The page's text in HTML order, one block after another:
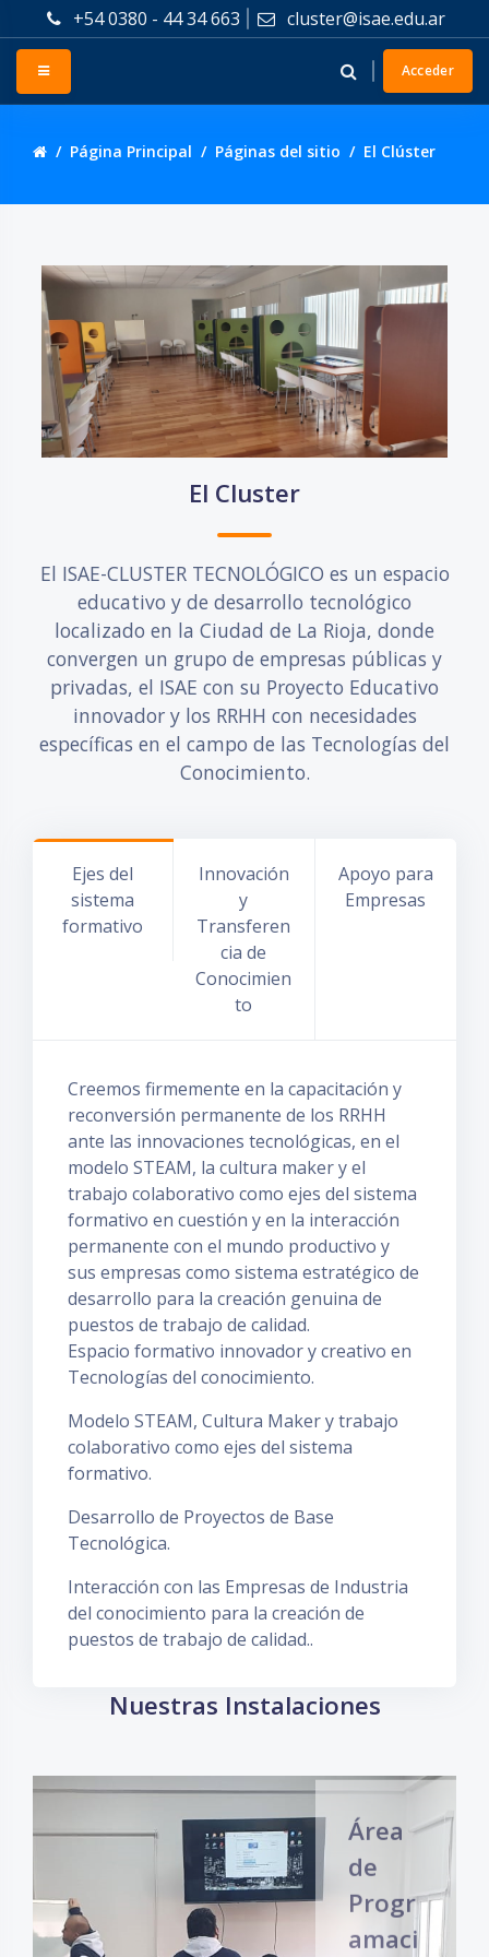
Salta al contenido principal
+54 0380 - 44 34 663 cluster@isae.edu.ar
Acceder
Página Principal Páginas del sitio El Clúster
Salta Custom HTML
El Cluster
El ISAE-CLUSTER TECNOLÓGICO es un espacio
educativo y de desarrollo tecnológico
localizado en la Ciudad de La Rioja, donde
convergen un grupo de empresas públicas y
privadas, el ISAE con su Proyecto Educativo
innovador y los RRHH con necesidades
específicas en el campo de las Tecnologías del
Conocimiento.
Ejes del
sistema
formativo
Innovación
y
Transferen
cia de
Conocimien
to
Apoyo para
Empresas
Creemos firmemente en la capacitación y
reconversión permanente de los RRHH
ante las innovaciones tecnológicas, en el
modelo STEAM, la cultura maker y el
trabajo colaborativo como ejes del sistema
formativo en cuestión y en la interacción
permanente con el mundo productivo y
sus empresas como sistema estratégico de
desarrollo para la creación genuina de
puestos de trabajo de calidad.
Espacio formativo innovador y creativo en
Tecnologías del conocimiento.
Modelo STEAM, Cultura Maker y trabajo
colaborativo como ejes del sistema
formativo.
Desarrollo de Proyectos de Base
Tecnológica.
Interacción con las Empresas de Industria
del conocimiento para la creación de
puestos de trabajo de calidad..
Salta Nuestras Instalaciones
Nuestras Instalaciones
Área
de
Progr
amaci